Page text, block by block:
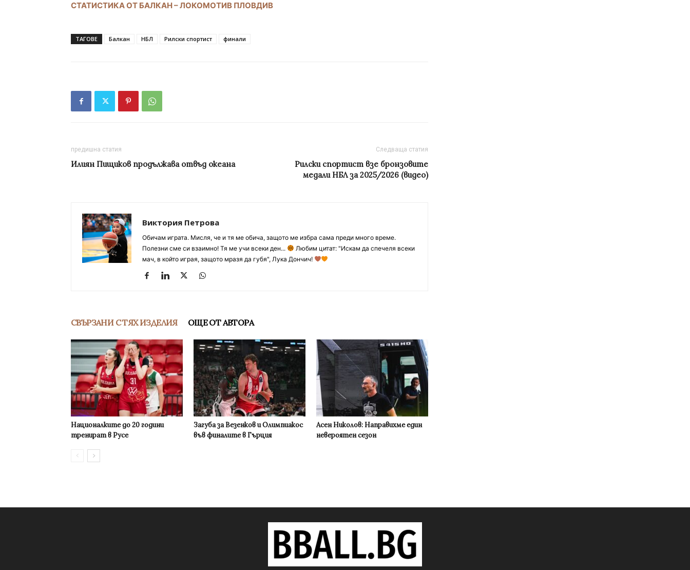
СТАТИСТИКА ОТ БАЛКАН – ЛОКОМОТИВ ПЛОВДИВ
ТАГОВЕ Балкан НБЛ Рилски спортист финали
предишна статия
Илиян Пищиков продължава отвъд океана
Следваща статия
Рилски спортист взе бронзовите
медали НБЛ за 2025/2026 (видео)
Виктория Петрова
Обичам играта. Мисля, че и тя ме обича, защото ме избра сама преди много време.
Полезни сме си взаимно! Тя ме учи всеки ден...
Любим цитат: "Искам да спечеля всеки
мач, в който играя, защото мразя да губя", Лука Дончич!
СВЪРЗАНИ С ТЯХ ИЗДЕЛИЯ ОЩЕ ОТ АВТОРА
Националките до 20 години
тренират в Русе
Загуба за Везенков и Олимпиакос
във финалите в Гърция
Асен Николов: Направихме един
невероятен сезон